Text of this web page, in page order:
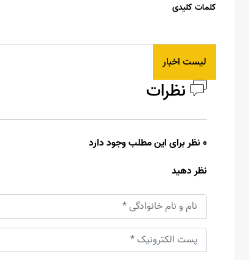
کلمات کلیدی
لیست اخبار
نظرات
0 نظر برای این مطلب وجود دارد
نظر دهید